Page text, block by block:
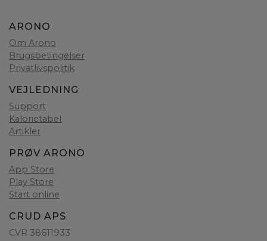
ARONO
Om Arono
Brugsbetingelser
Privatlivspolitik
VEJLEDNING
Support
Kalorietabel
Artikler
PRØV ARONO
App Store
Play Store
Start online
CRUD APS
CVR 38611933